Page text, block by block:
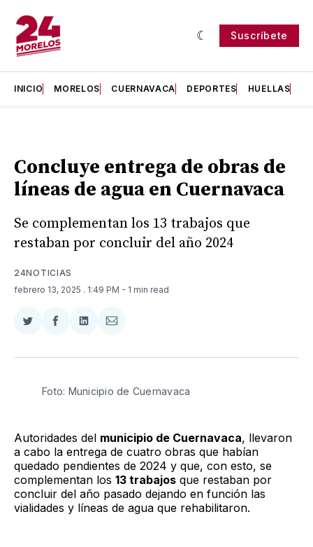
Suscríbete
INICIO MORELOS CUERNAVACA DEPORTES HUELLAS
Concluye entrega de obras de
líneas de agua en Cuernavaca
Se complementan los 13 trabajos que
restaban por concluir del año 2024
24NOTICIAS
febrero 13, 2025 . 1:49 PM - 1 min read
Compartir
Twitter
Compartir
Facebook
Compartir
LinkedIn
Compartir
Email
Foto: Municipio de Cuernavaca
Autoridades del municipio de Cuernavaca, llevaron
a cabo la entrega de cuatro obras que habían
quedado pendientes de 2024 y que, con esto, se
complementan los 13 trabajos que restaban por
concluir del año pasado dejando en función las
vialidades y líneas de agua que rehabilitaron.